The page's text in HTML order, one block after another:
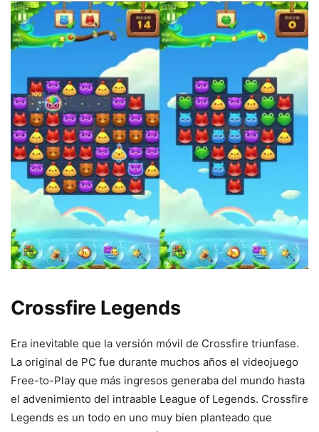
Crossfire Legends
Era inevitable que la versión móvil de Crossfire triunfase.
La original de PC fue durante muchos años el videojuego
Free-to-Play que más ingresos generaba del mundo hasta
el advenimiento del intraable League of Legends. Crossfire
Legends es un todo en uno muy bien planteado que